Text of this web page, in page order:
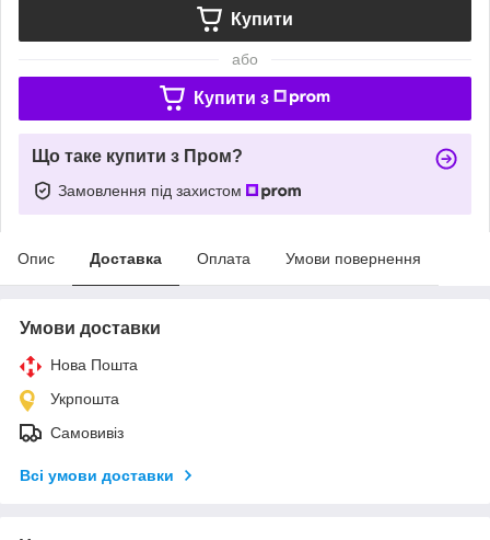
Купити
або
Купити з
Що таке купити з Пром?
Замовлення під захистом
Опис Доставка Оплата Умови повернення
Умови доставки
Нова Пошта
Укрпошта
Самовивіз
Всі умови доставки